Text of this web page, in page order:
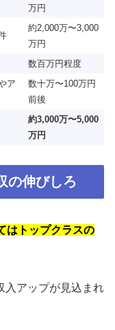
万円
約2,000万〜3,000
万円
数百万円程度
ア
数十万〜100万円
前後
約3,000万〜5,000
万円
の伸びしろ
はトップクラスの
入アップが見込まれ